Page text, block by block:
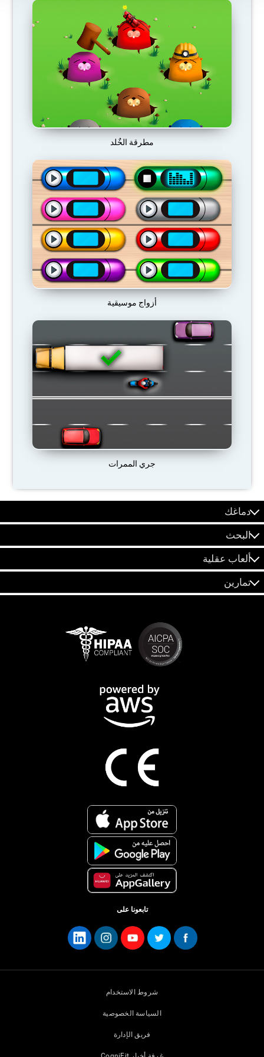
مطرقة الخٌلد
أزواج موسيقية
جري الممرات
دماغك
البحث
ألعاب عقلية
تمارين
تابعونا على
شروط الاستخدام
السياسة الخصوصية
فريق الإدارة